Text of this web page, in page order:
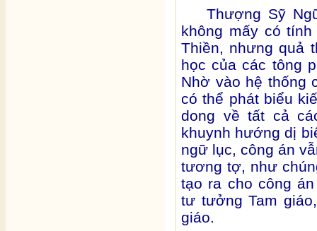
Thượng Sỹ
không mấy có
Thiền, nhưng quả
học của các tông
Nhờ vào hệ thống
có thể phát biểu
dong về tất cả
khuynh hướng dị
ngữ lục, công án
tương tợ, như
tạo ra cho công
tư tưởng Tam
giáo.